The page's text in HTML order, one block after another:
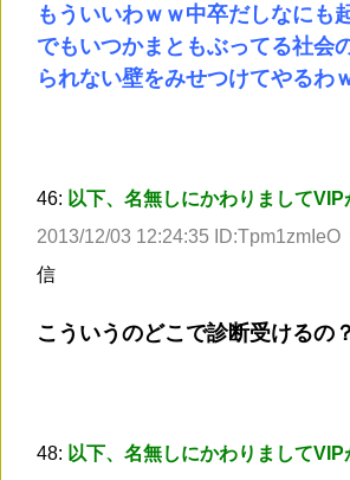
もういいわｗｗ中卒だしなにも
でもいつかまともぶってる社会
られない壁をみせつけてやるわ
46: 以下、名無しにかわりまして
2013/12/03 12:24:35 ID:Tpm1zmIeO
信
こういうのどこで診断受けるの？
48: 以下、名無しにかわりまして